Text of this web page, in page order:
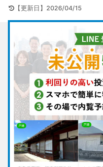
【更新日】2026/04/15